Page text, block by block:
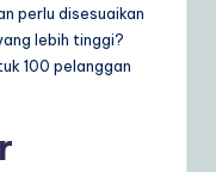
perlu disesuaikan
lebih tinggi?
100 pelanggan